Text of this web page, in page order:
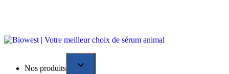
Nos produits